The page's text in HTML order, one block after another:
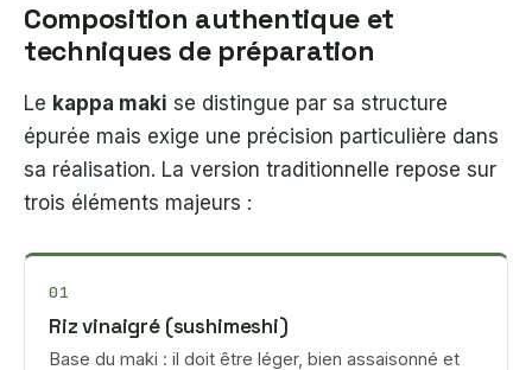
Composition authentique et
techniques de préparation
Le kappa maki se distingue par sa structure
épurée mais exige une précision particulière dans
sa réalisation. La version traditionnelle repose sur
trois éléments majeurs :
01
Riz vinaigré (sushimeshi)
Base du maki : il doit être léger, bien assaisonné et